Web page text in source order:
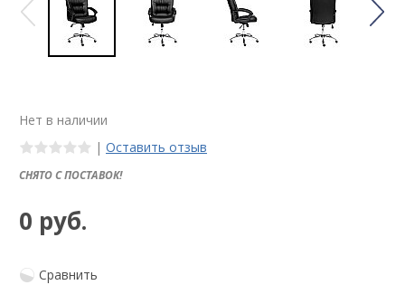
Нет в наличии
| Оставить отзыв
СНЯТО С ПОСТАВОК!
0 руб.
Сравнить